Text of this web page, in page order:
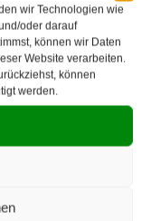
wir Technologien wie
oder darauf
können wir Daten
Website verarbeiten.
können
werden.
Nächster Beitrag →